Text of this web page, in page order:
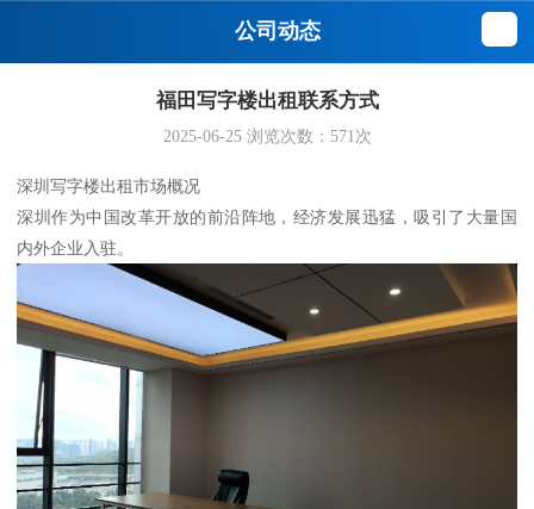
公司动态
福田写字楼出租联系方式
2025-06-25浏览次数： 571次
深圳写字楼出租市场概况
深圳作为中国改革开放的前沿阵地，经济发展迅猛，吸引了大量国
内外企业入驻。